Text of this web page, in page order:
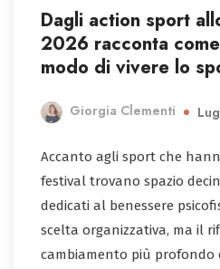
Dagli action sport
2026 racconta
modo di vivere lo
Giorgia Clementi
Accanto agli sport che
festival trovano spazio
dedicati al benessere
scelta organizzativa, ma il
cambiamento più